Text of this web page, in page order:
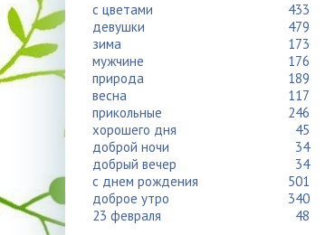
с цветами
433
девушки
479
зима
173
мужчине
176
природа
189
весна
117
прикольные
246
хорошего дня
45
доброй ночи
34
добрый вечер
34
с днем рождения
501
доброе утро
340
23 февраля
48